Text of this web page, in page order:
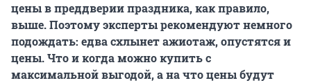
цены в преддверии праздника, как правило,
выше. Поэтому эксперты рекомендуют немного
подождать: едва схлынет ажиотаж, опустятся и
цены. Что и когда можно купить с
максимальной выгодой, а на что цены будут